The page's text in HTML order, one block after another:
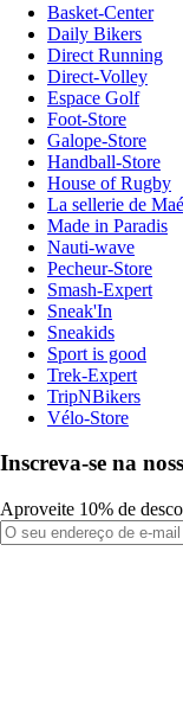
Basket-Center
Daily Bikers
Direct Running
Direct-Volley
Espace Golf
Foot-Store
Galope-Store
Handball-Store
House of Rugby
La sellerie de Maé
Made in Paradis
Nauti-wave
Pecheur-Store
Smash-Expert
Sneak'In
Sneakids
Sport is good
Trek-Expert
TripNBikers
Vélo-Store
Inscreva-se na
Aproveite 10% de